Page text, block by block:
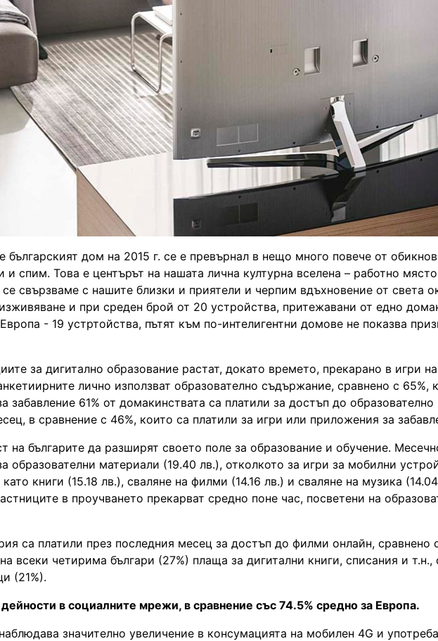
българският дом на 2015 г. се е превърнал в нещо много повече от
спим. Това е центърът на нашата лична културна вселена – работно
свързваме с нашите близки и приятели и черпим вдъхновение от света
и при среден брой от 20 устройства, притежавани от едно
- 19 устртойства, пътят към по-интелигентни домове не показва
за дигитално образование растат, докато времето, прекарано в игри
лично използват образователно съдържание, сравнено с 65%,
забавление 61% от домакинствата са платили за достъп до образователно
в сравнение с 46%, които са платили за игри или приложения за
на българите да разширят своето поле за образование и обучение.
образователни материали (19.40 лв.), отколкото за игри за мобилни
книги (15.18 лв.), сваляне на филми (14.16 лв.) и сваляне на музика
в проучването прекарват средно поне час, посветени на
са платили през последния месец за достъп до филми онлайн, сравнено
всеки четирима българи (27%) плаща за дигитални книги, списания и т.н.,
(21%).
дейности в социалните мрежи, в сравнение със 74.5% средно за Европа.
значително увеличение в консумацията на мобилен 4G и